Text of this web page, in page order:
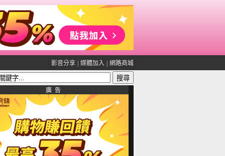
影音分享 媒體加入 網路商城
廣 告